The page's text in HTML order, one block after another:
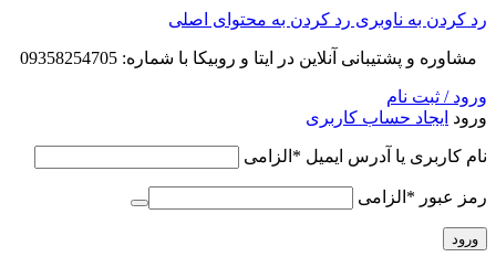
رد کردن به ناوبری رد کردن به محتوای اصلی
مشاوره و پشتیبانی آنلاین در ایتا و روبیکا با شماره: 09358254705
ورود / ثبت نام
ورود ایجاد حساب کاربری
نام کاربری یا آدرس ایمیل * الزامی
رمز عبور * الزامی
ورود